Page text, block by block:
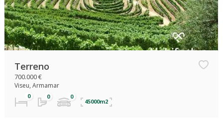
Terreno
700.000 €
Viseu, Armamar
45000m2